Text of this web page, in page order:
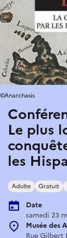
Le plus
les
Adulte Gratuit
Date
samedi 23
Musée des
Rue Gilbert
©Anarchasis